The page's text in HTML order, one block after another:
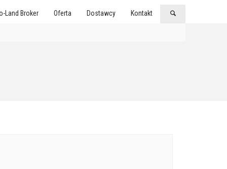
Land Broker Oferta Dostawcy Kontakt